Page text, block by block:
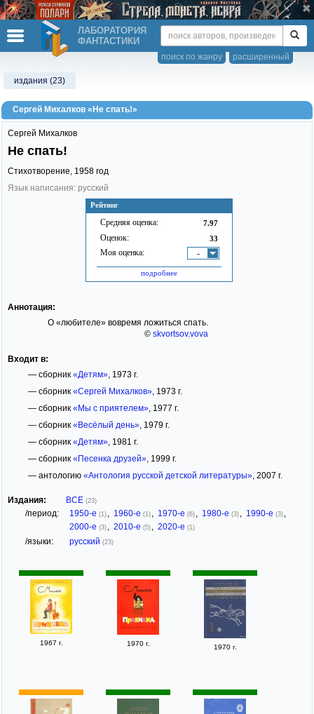
ЛАБОРАТОРИЯ
ФАНТАСТИКИ
расширенный
поиск по жанру
издания (23)
Сергей Михалков «Не спать!»
Рейтинг
Средняя оценка: 7.97
Оценок: 33
Моя оценка: -
подробнее
Сергей Михалков
Не спать!
Стихотворение, 1958 год
Язык написания: русский
Аннотация:
О «любителе» вовремя ложиться спать.
© skvortsov.vova
Входит в:
— сборник «Детям», 1973 г.
— сборник «Сергей Михалков», 1973 г.
— сборник «Мы с приятелем», 1977 г.
— сборник «Весёлый день», 1979 г.
— сборник «Детям», 1981 г.
— сборник «Песенка друзей», 1999 г.
— антологию «Антология русской детской литературы», 2007 г.
Издания: ВСЕ (23)
/период: 1950-е (1) 1960-е (1) 1970-е (6) 1980-е (3) 1990-е (3)
2000-е (3) 2010-е (5) 2020-е (1)
/языки: русский (23)
1967 г. 1970 г. 1970 г.